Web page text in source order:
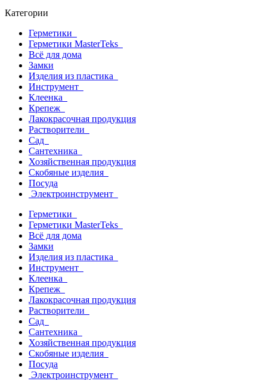
Категории
Герметики
Герметики MasterTeks
Всё для дома
Замки
Изделия из пластика
Инструмент
Клеенка
Крепеж
Лакокрасочная продукция
Растворители
Сад
Сантехника
Хозяйственная продукция
Скобяные изделия
Посуда
Электроинструмент
Герметики
Герметики MasterTeks
Всё для дома
Замки
Изделия из пластика
Инструмент
Клеенка
Крепеж
Лакокрасочная продукция
Растворители
Сад
Сантехника
Хозяйственная продукция
Скобяные изделия
Посуда
Электроинструмент